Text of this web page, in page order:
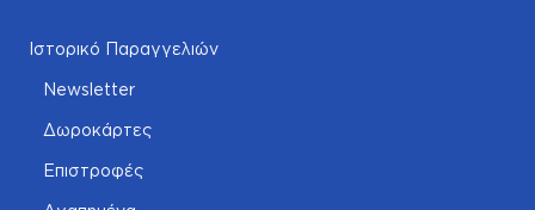
Ιστορικό Παραγγελιών
Newsletter
Δωροκάρτες
Επιστροφές